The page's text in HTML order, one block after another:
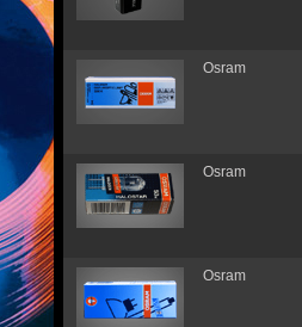
Osram
Osram
Osram